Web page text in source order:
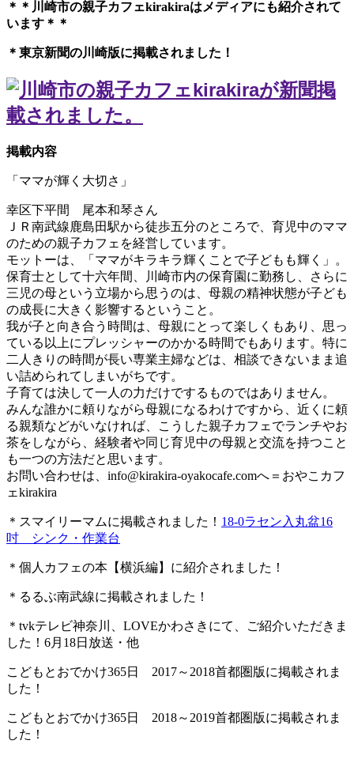
＊＊川崎市の親子カフェkirakiraは メディアにも紹介されて
います＊＊
＊東京新聞の川崎版に掲載されました！
掲載内容
「ママが輝く大切さ」
幸区下平間 尾本和琴さん
ＪＲ南武線鹿島田駅から徒歩五分のところで、育児中のママ
のための親子カフェを経営しています。
モットーは、「ママがキラキラ輝くことで子どもも輝く」。
保育士として十六年間、川崎市内の保育園に勤務し、さらに
三児の母という立場から思うのは、母親の精神状態が子ども
の成長に大きく影響するということ。
我が子と向き合う時間は、母親にとって楽しくもあり、思っ
ている以上にプレッシャーのかかる時間でもあります。特に
二人きりの時間が長い専業主婦などは、相談できないまま追
い詰められてしまいがちです。
子育ては決して一人の力だけでするものではありません。
みんな誰かに頼りながら母親になるわけですから、近くに頼
る親類などがいなければ、こうした親子カフェでランチやお
茶をしながら、経験者や同じ育児中の母親と交流を持つこと
も一つの方法だと思います。
お問い合わせは、 info@kirakira-oyakocafe.comへ＝おやこカフ
ェkirakira
＊スマイリーマムに掲載されました！ 18-0ラセン入丸盆16
吋 シンク・作業台
＊個人カフェの本【横浜編】に紹介されました！
＊るるぶ南武線に掲載されました！
＊tvkテレビ神奈川、LOVEかわさきにて、ご紹介いただきま
した！6月18日放送・他
こどもとおでかけ365日 2017～2018首都圏版に掲載されま
した！
こどもとおでかけ365日 2018～2019首都圏版に掲載されま
した！